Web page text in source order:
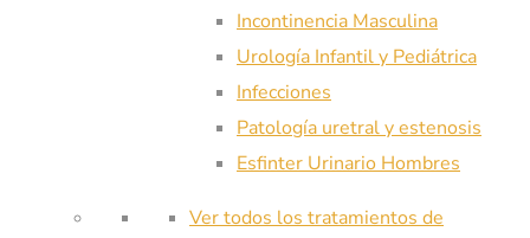
Incontinencia Masculina
Urología Infantil y Pediátrica
Infecciones
Patología uretral y estenosis
Esfinter Urinario Hombres
Ver todos los tratamientos de